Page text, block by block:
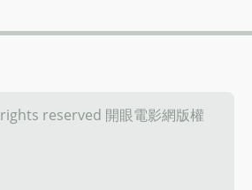
reserved 開眼電影網版權